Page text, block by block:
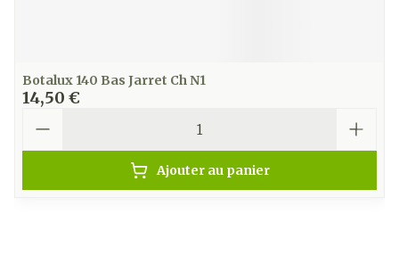
Botalux 140 Bas Jarret Ch N1
14,50 €
Ajouter au panier